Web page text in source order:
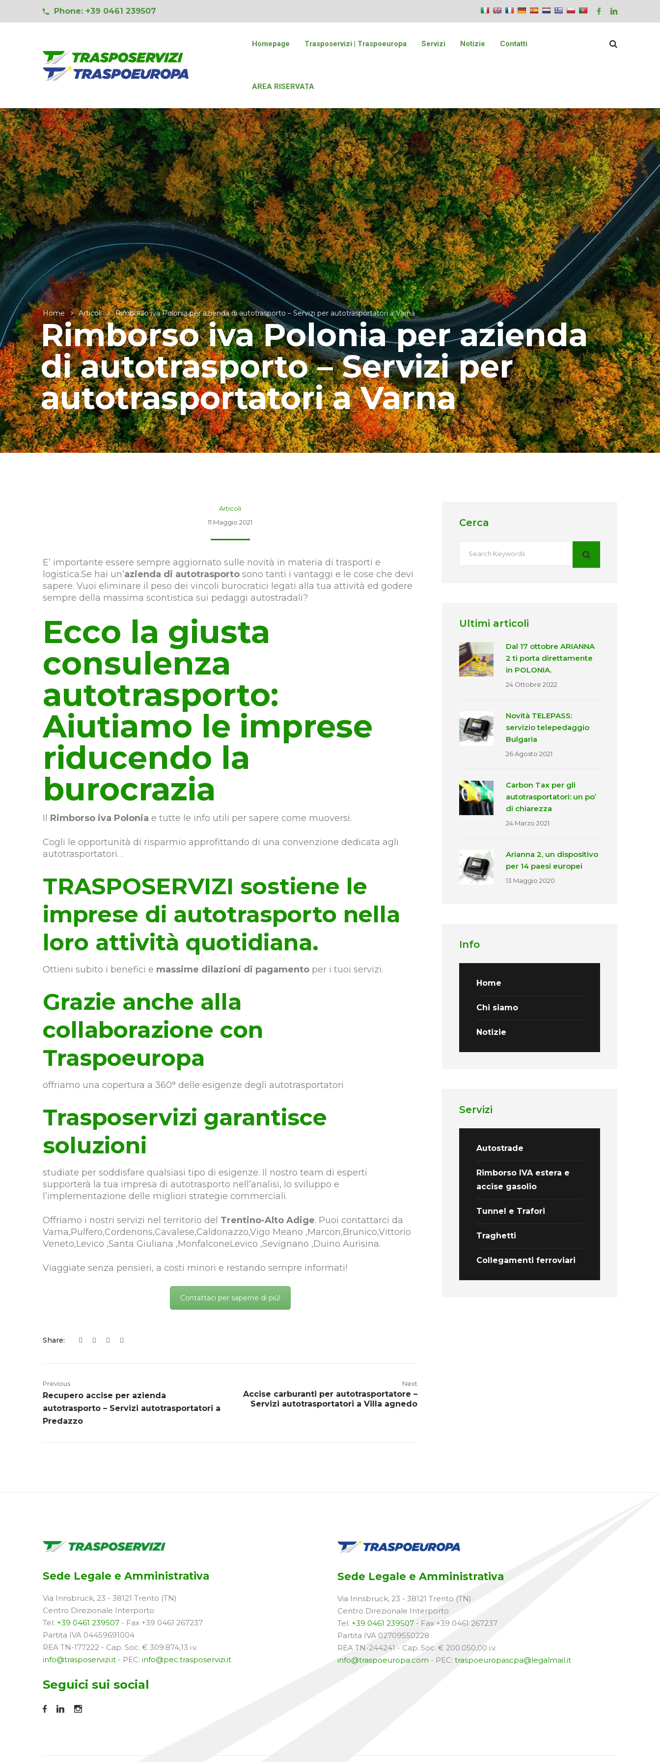
Phone: +39 0461 239507
Homepage Trasposervizi | Traspoeuropa Servizi Notizie Contatti
AREA RISERVATA
Home Articoli Rimborso iva Polonia per azienda di autotrasporto – Servizi per autotrasportatori a Varna
Rimborso iva Polonia per azienda
di autotrasporto – Servizi per
autotrasportatori a Varna
Articoli
11 Maggio 2021
E’ importante essere sempre aggiornato sulle novità in materia di trasporti e
logistica.Se hai un’azienda di autotrasporto sono tanti i vantaggi e le cose che devi
sapere. Vuoi eliminare il peso dei vincoli burocratici legati alla tua attività ed godere
sempre della massima scontistica sui pedaggi autostradali?
Ecco la giusta
consulenza
autotrasporto:
Aiutiamo le imprese
riducendo la
burocrazia
Il Rimborso iva Polonia e tutte le info utili per sapere come muoversi.
Cogli le opportunità di risparmio approfittando di una convenzione dedicata agli
autotrasportatori. .
TRASPOSERVIZI sostiene le
imprese di autotrasporto nella
loro attività quotidiana.
Ottieni subito i benefici e massime dilazioni di pagamento per i tuoi servizi.
Grazie anche alla
collaborazione con
Traspoeuropa
offriamo una copertura a 360° delle esigenze degli autotrasportatori
Trasposervizi garantisce
soluzioni
studiate per soddisfare qualsiasi tipo di esigenze. Il nostro team di esperti
supporterà la tua impresa di autotrasporto nell’analisi, lo sviluppo e
l’implementazione delle migliori strategie commerciali.
Offriamo i nostri servizi nel territorio del Trentino-Alto Adige. Puoi contattarci da
Varna,Pulfero,Cordenons,Cavalese,Caldonazzo,Vigo Meano ,Marcon,Brunico,Vittorio
Veneto,Levico ,Santa Giuliana ,MonfalconeLevico ,Sevignano ,Duino Aurisina.
Viaggiate senza pensieri, a costi minori e restando sempre informati!
Contattaci per saperne di più!
Share:
Previous
Recupero accise per azienda
autotrasporto – Servizi autotrasportatori a
Predazzo
Next
Accise carburanti per autotrasportatore –
Servizi autotrasportatori a Villa agnedo
Cerca
Ultimi articoli
Dal 17 ottobre ARIANNA
2 ti porta direttamente
in POLONIA.
24 Ottobre 2022
Novità TELEPASS:
servizio telepedaggio
Bulgaria
26 Agosto 2021
Carbon Tax per gli
autotrasportatori: un po’
di chiarezza
24 Marzo 2021
Arianna 2, un dispositivo
per 14 paesi europei
13 Maggio 2020
Info
Home
Chi siamo
Notizie
Servizi
Autostrade
Rimborso IVA estera e
accise gasolio
Tunnel e Trafori
Traghetti
Collegamenti ferroviari
Sede Legale e Amministrativa
Via Innsbruck, 23 - 38121 Trento (TN)
Centro Direzionale Interporto
Tel. +39 0461 239507 - Fax +39 0461 267237
Partita IVA 04459691004
REA TN-177222 - Cap. Soc. € 309.874,13 i.v.
info@trasposervizi.it - PEC: info@pec.trasposervizi.it
Seguici sui social
Sede Legale e Amministrativa
Via Innsbruck, 23 - 38121 Trento (TN)
Centro Direzionale Interporto
Tel. +39 0461 239507 - Fax +39 0461 267237
Partita IVA 02709550228
REA TN-244241 - Cap. Soc. € 200.050,00 i.v.
info@traspoeuropa.com - PEC: traspoeuropascpa@legalmail.it